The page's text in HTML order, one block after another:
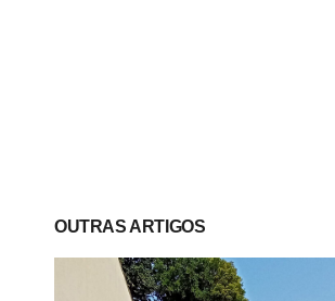
OUTRAS ARTIGOS